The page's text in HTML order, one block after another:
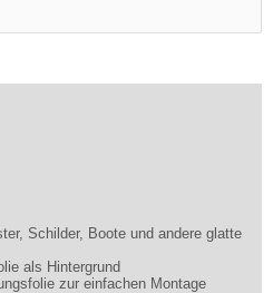
Schilder, Boote und andere glatte
als Hintergrund
zur einfachen Montage